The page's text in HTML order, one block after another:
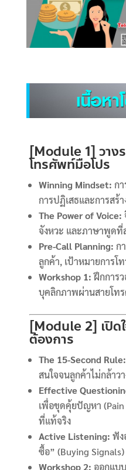
[Module 1] วาง
โทรศัพท์มือโปร
Winning Mindset: ก
การปฏิเสธและการสร้
The Power of Voice:
จังหวะ และภาษาพูดที่
Pre-Call Planning: ก
ลูกค้า, เป้าหมายการโ
Workshop 1:ฝึกการ
บุคลิกภาพผ่านสายโท
[Module 2] เปิด
ต้องการ
The 15-Second Rule:
สนใจจนลูกค้าไม่กล้าว
Effective
เพื่อขุดคุ้ยปัญหา (Pain
ที่แท้จริง
Active Listening: ฟัง
ซื้อ” (Buying Signals)
Workshop 2: ออกแบ